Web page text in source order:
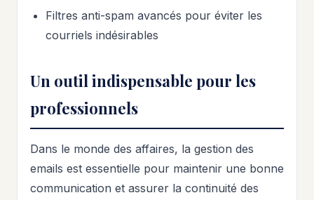
Filtres anti-spam avancés pour éviter les
courriels indésirables
Un outil indispensable pour les
professionnels
Dans le monde des affaires, la gestion des
emails est essentielle pour maintenir une bonne
communication et assurer la continuité des